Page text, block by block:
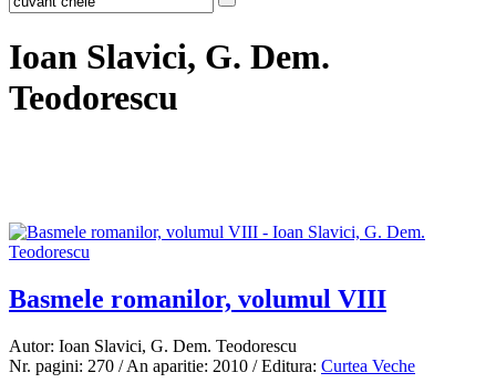
Ioan Slavici, G. Dem.
Teodorescu
Basmele romanilor, volumul VIII
Autor: Ioan Slavici, G. Dem. Teodorescu
Nr. pagini: 270 / An aparitie: 2010 / Editura: Curtea Veche